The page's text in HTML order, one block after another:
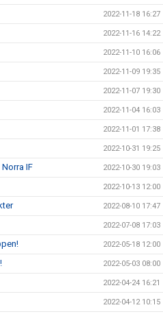
2022-11-18 16:27
2022-11-16 14:22
2022-11-10 16:06
2022-11-09 19:35
2022-11-07 19:30
2022-11-04 16:03
2022-11-01 17:38
2022-10-31 19:25
IF 2022-10-30 19:03
2022-10-13 12:00
2022-08-10 17:47
2022-07-08 17:03
2022-05-18 12:00
2022-05-03 08:00
2022-04-24 16:21
2022-04-12 10:15